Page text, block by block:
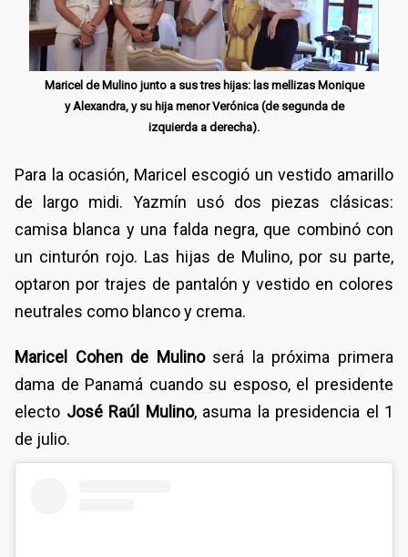
Maricel de Mulino junto a sus tres hijas: las mellizas Monique
y Alexandra, y su hija menor Verónica (de segunda de
izquierda a derecha).
Para la ocasión, Maricel escogió un vestido amarillo
de largo midi. Yazmín usó dos piezas clásicas:
camisa blanca y una falda negra, que combinó con
un cinturón rojo. Las hijas de Mulino, por su parte,
optaron por trajes de pantalón y vestido en colores
neutrales como blanco y crema.
Maricel Cohen de Mulinoserá la próxima primera
dama de Panamá cuando su esposo, el presidente
electo José Raúl Mulino, asuma la presidencia el 1
de julio.